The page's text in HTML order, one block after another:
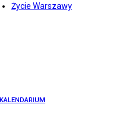
Życie Warszawy
KALENDARIUM